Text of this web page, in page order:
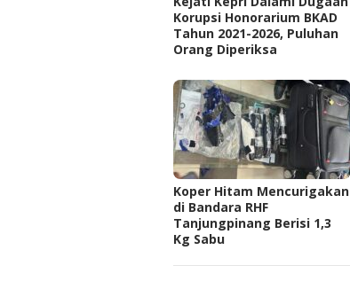
Korupsi Honorarium BKAD
Tahun 2021-2026, Puluhan
Orang Diperiksa
Koper Hitam Mencurigakan
di Bandara RHF
Tanjungpinang Berisi 1,3
Kg Sabu